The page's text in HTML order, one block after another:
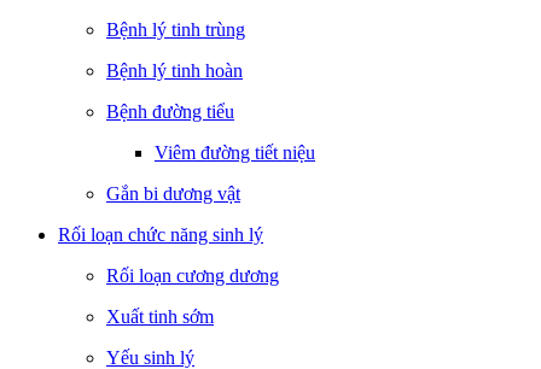
Bệnh lý tinh trùng
Bệnh lý tinh hoàn
Bệnh đường tiểu
Viêm đường tiết niệu
Gắn bi dương vật
Rối loạn chức năng sinh lý
Rối loạn cương dương
Xuất tinh sớm
Yếu sinh lý